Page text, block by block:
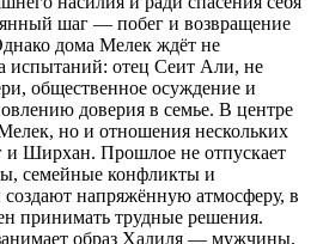
шаг — побег и возвращение
дома Мелек ждёт не
испытаний: отец Сеит Али, не
общественное осуждение и
доверия в семье. В центре
но и отношения нескольких
и Ширхан. Прошлое не отпускает
семейные конфликты и
создают напряжённую атмосферу, в
принимать трудные решения.
образ Халиля — мужчины,